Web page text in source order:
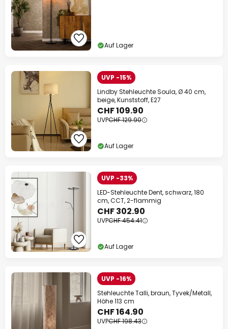
Auf Lager
UVP -15%
Lindby Stehleuchte Soula, Ø 40 cm,
beige, Kunststoff, E27
CHF 109.90
UVPCHF 129.90
Auf Lager
UVP -33%
LED-Stehleuchte Dent, schwarz, 180
cm, CCT, 2-flammig
CHF 302.90
UVPCHF 454.41
Auf Lager
UVP -16%
Stehleuchte Talli, braun, Tyvek/Metall,
Höhe 113 cm
CHF 164.90
UVPCHF 198.43